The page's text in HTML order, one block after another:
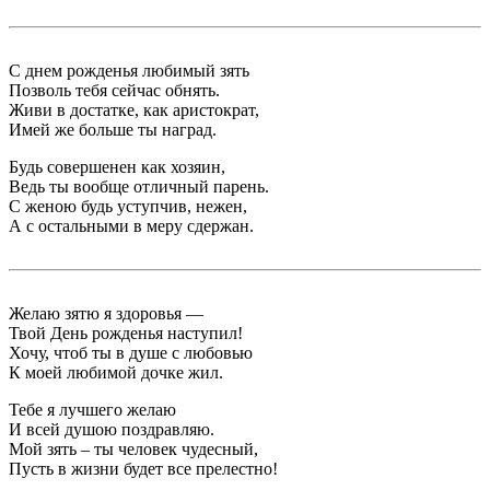
С днем рожденья любимый зять
Позволь тебя сейчас обнять.
Живи в достатке, как аристократ,
Имей же больше ты наград.
Будь совершенен как хозяин,
Ведь ты вообще отличный парень.
С женою будь уступчив, нежен,
А с остальными в меру сдержан.
Желаю зятю я здоровья —
Твой День рожденья наступил!
Хочу, чтоб ты в душе с любовью
К моей любимой дочке жил.
Тебе я лучшего желаю
И всей душою поздравляю.
Мой зять – ты человек чудесный,
Пусть в жизни будет все прелестно!